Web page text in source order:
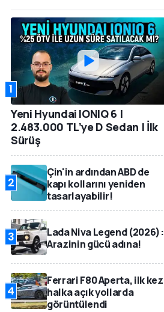
1
Yeni Hyundai IONIQ 6 |
2.483.000 TL’ye D Sedan | İlk
Sürüş
2
Çin'in ardından ABD de
kapı kollarını yeniden
tasarlayabilir!
3
Lada Niva Legend (2026):
Arazinin gücü adına!
4
Ferrari F80 Aperta, ilk kez
halka açık yollarda
görüntülendi